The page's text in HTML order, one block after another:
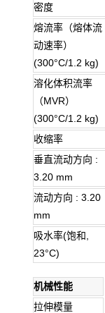
密度
熔流率（熔体流
动速率）
(300°C/1.2 kg)
溶化体积流率
（MVR）
(300°C/1.2 kg)
收缩率
垂直流动方向 :
3.20 mm
流动方向 : 3.20
mm
吸水率(饱和,
23°C)
机械性能
拉伸模量